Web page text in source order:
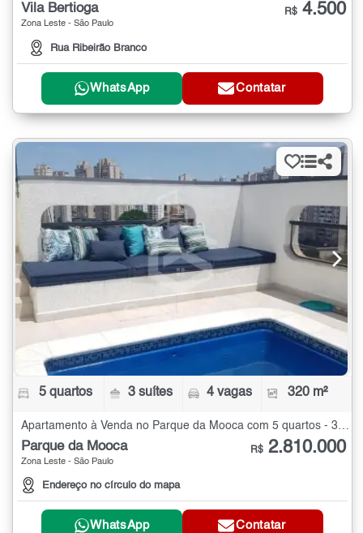
Vila Bertioga
Zona Leste - São Paulo
Rua Ribeirão Branco
R$ 4.500
WhatsApp Contatar
5 quartos 3 suítes 4 vagas 320 m²
Parque da Mooca
Zona Leste - São Paulo
Endereço no círculo do mapa
R$ 2.810.000
WhatsApp Contatar